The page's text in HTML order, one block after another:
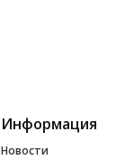
Информация
Новости